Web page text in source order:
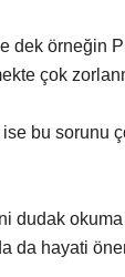
dek örneğin
çok
ise bu sorunu
dudak
da hayati